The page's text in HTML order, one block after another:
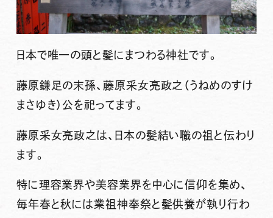
日本で唯一の頭と髪にまつわる神社です。
藤原鎌足の末孫、藤原采女亮政之（うねめのすけ
まさゆき）公を祀ってます。
藤原采女亮政之は、日本の髪結い職の祖と伝わり
ます。
特に理容業界や美容業界を中心に信仰を集め、
毎年春と秋には業祖神奉祭と髪供養が執り行わ